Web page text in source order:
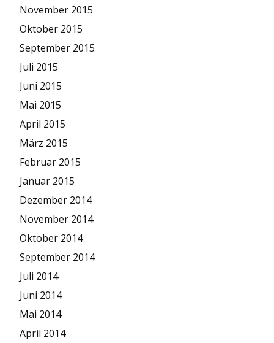
November 2015
Oktober 2015
September 2015
Juli 2015
Juni 2015
Mai 2015
April 2015
März 2015
Februar 2015
Januar 2015
Dezember 2014
November 2014
Oktober 2014
September 2014
Juli 2014
Juni 2014
Mai 2014
April 2014